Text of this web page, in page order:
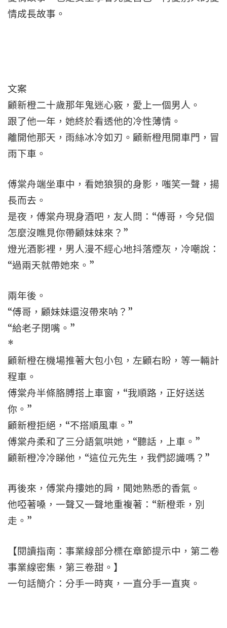
情成長故事。
文案
顧新橙二十歲那年鬼迷心竅，愛上一個男人。
跟了他一年，她終於看透他的冷性薄情。
離開他那天，雨絲冰冷如刃。顧新橙甩開車門，冒
雨下車。
傅棠舟端坐車中，看她狼狽的身影，嗤笑一聲，揚
長而去。
是夜，傅棠舟現身酒吧，友人問：“傅哥，今兒個
怎麼沒瞧見你帶顧妹妹來？”
燈光酒影裡，男人漫不經心地抖落煙灰，冷嘲說：
“過兩天就帶她來。”
兩年後。
“傅哥，顧妹妹還沒帶來呐？”
“給老子閉嘴。”
*
顧新橙在機場推著大包小包，左顧右盼，等一輛計
程車。
傅棠舟半條胳膊搭上車窗，“我順路，正好送送
你。”
顧新橙拒絕，“不搭順風車。”
傅棠舟柔和了三分語氣哄她，“聽話，上車。”
顧新橙冷冷睇他，“這位元先生，我們認識嗎？”
再後來，傅棠舟摟她的肩，聞她熟悉的香氣。
他啞著嗓，一聲又一聲地重複著：“新橙乖，別
走。”
【閱讀指南：事業線部分標在章節提示中，第二卷
事業線密集，第三卷甜。】
一句話簡介：分手一時爽，一直分手一直爽。